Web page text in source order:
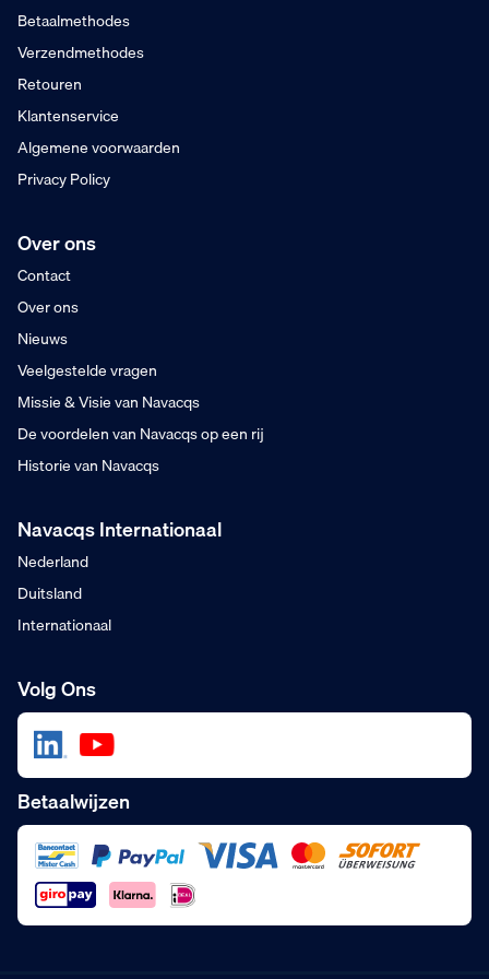
Morgen in huis
Betaalmethodes
Verzendmethodes
Retouren
Klantenservice
Algemene voorwaarden
Privacy Policy
Over ons
Contact
Over ons
Nieuws
Veelgestelde vragen
Missie & Visie van Navacqs
De voordelen van Navacqs op een rij
Historie van Navacqs
Navacqs Internationaal
Nederland
Duitsland
Internationaal
Volg Ons
Betaalwijzen